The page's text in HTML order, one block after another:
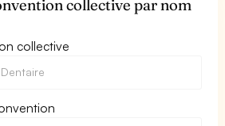
collective par nom
collective